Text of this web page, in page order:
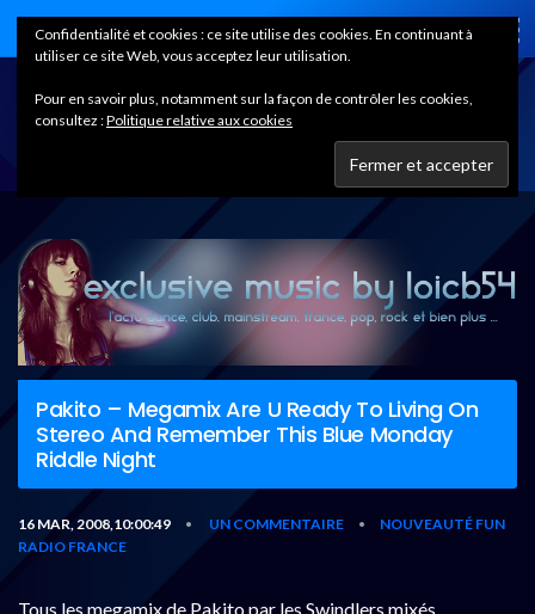
Home
Pakito – Megamix Are U Ready To Living On
Stereo And Remember This Blue Monday
Riddle Night
16 MAR, 2008,10:00:49 • UN COMMENTAIRE •
NOUVEAUTÉ FUN
RADIO FRANCE
Tous les megamix de Pakito par les Swindlers mixés
Confidentialité et cookies : ce site utilise des cookies. En continuant à
utiliser ce site Web, vous acceptez leur utilisation.
Pour en savoir plus, notamment sur la façon de contrôler les cookies,
consultez :Politique relative aux cookies